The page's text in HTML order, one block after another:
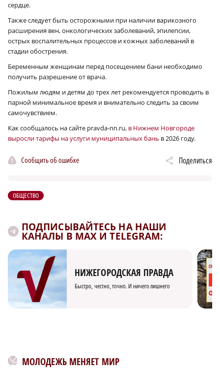
сердце.
Также следует быть осторожными при наличии варикозного
расширения вен, онкологических заболеваний, эпилепсии,
острых воспалительных процессов и кожных заболеваний в
стадии обострения.
Беременным женщинам перед посещением бани необходимо
получить разрешение от врача.
Пожилым людям и детям до трех лет рекомендуется проводить в
парной минимальное время и внимательно следить за своим
самочувствием.
Как сообщалось на сайте pravda-nn.ru, в Нижнем Новгороде
выросли тарифы на услуги муниципальных бань в 2026 году.
Сообщить об ошибке Поделиться
ОБЩЕСТВО
ПОДПИСЫВАЙТЕСЬ НА НАШИ
КАНАЛЫ В MAX И TELEGRAM:
НИЖЕГОРОДСКАЯ ПРАВДА
Быстро, честно, точно. И ничего лишнего
МОЛОДЕЖЬ МЕНЯЕТ МИР